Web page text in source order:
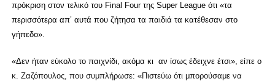
πρόκριση στον τελικό του Final Four της Super League ότι «τα
περισσότερα απ’ αυτά που ζήτησα τα παιδιά τα κατέθεσαν στο
γήπεδο».
«Δεν ήταν εύκολο το παιχνίδι, ακόμα κι αν ίσως έδειχνε έτσι», είπε ο
κ. Ζαζόπουλος, που συμπλήρωσε: «Πιστεύω ότι μπορούσαμε να